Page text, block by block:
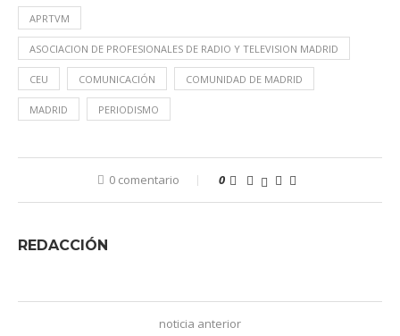
APRTVM
ASOCIACION DE PROFESIONALES DE RADIO Y TELEVISION MADRID
CEU COMUNICACIÓN COMUNIDAD DE MADRID
MADRID PERIODISMO
0 comentario 0
REDACCIÓN
noticia anterior